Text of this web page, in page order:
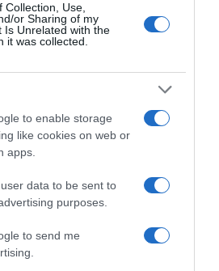
Use,
or Sharing of my
Is Unrelated with the
it was collected.
to enable storage
like cookies on web or
apps.
data to be sent to
purposes.
to send me
nasce dall'idea di